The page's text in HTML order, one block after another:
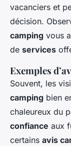
vacanciers et
décision.
camping vous
de services
Exemples
Souvent, les
camping bien
chaleureux du
confiance aux
certains avis